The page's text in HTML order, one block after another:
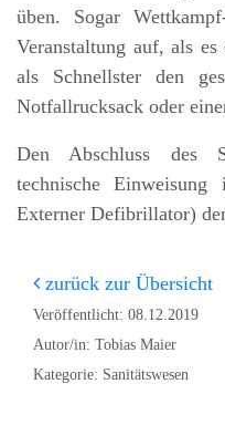
üben. Sogar
Veranstaltung auf, als
als Schnellster den
Notfallrucksack oder
Den Abschluss des
technische
Externer Defibrillator)
zurück zur Übersicht
Veröffentlicht: 08.12.2019
Autor/in: Tobias Maier
Kategorie: Sanitätswesen